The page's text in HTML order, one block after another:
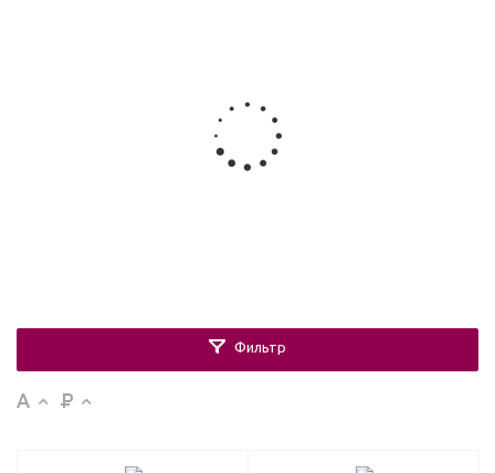
Фильтр